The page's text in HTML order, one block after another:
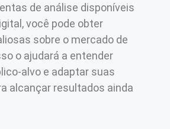
de análise disponíveis
você pode obter
sobre o mercado de
o ajudará a entender
alvo e adaptar suas
alcançar resultados ainda